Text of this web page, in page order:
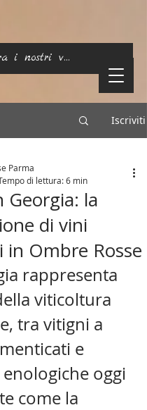
Iscriviti
Georgia: la
di vini
in Ombre Rosse
Parma
di lettura: 6 min
rappresenta
viticoltura
tra vitigni a
e
oggi
come la